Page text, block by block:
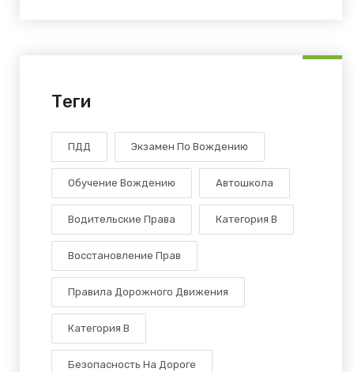
Теги
ПДД Экзамен По Вождению
Обучение Вождению Автошкола
Водительские Права Категория В
Восстановление Прав
Правила Дорожного Движения
Категория B
Безопасность На Дороге